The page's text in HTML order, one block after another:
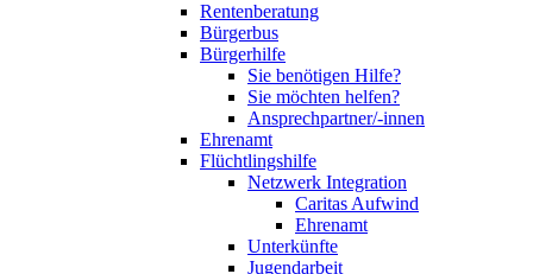
Rentenberatung
Bürgerbus
Bürgerhilfe
Sie benötigen Hilfe?
Sie möchten helfen?
Ansprechpartner/-innen
Ehrenamt
Flüchtlingshilfe
Netzwerk Integration
Caritas Aufwind
Ehrenamt
Unterkünfte
Jugendarbeit